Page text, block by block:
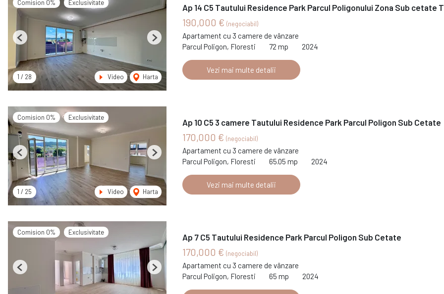
Comision 0% Exclusivitate
1 / 28 Video Harta
Previous Next
Ap 14 C5 Tautului Residence Park Parcul Poligonului Zona Sub cetate T
190,000 € (negociabil)
Apartament cu 3 camere de vânzare
Parcul Poligon, Floresti
72 mp 2024
Vezi mai multe detalii
Comision 0% Exclusivitate
1 / 25 Video Harta
Previous Next
Ap 10 C5 3 camere Tautului Residence Park Parcul Poligon Sub Cetate
170,000 € (negociabil)
Apartament cu 3 camere de vânzare
Parcul Poligon, Floresti
65.05 mp 2024
Vezi mai multe detalii
Comision 0% Exclusivitate
Previous Next
Ap 7 C5 Tautului Residence Park Parcul Poligon Sub Cetate
170,000 € (negociabil)
Apartament cu 3 camere de vânzare
Parcul Poligon, Floresti
65 mp 2024